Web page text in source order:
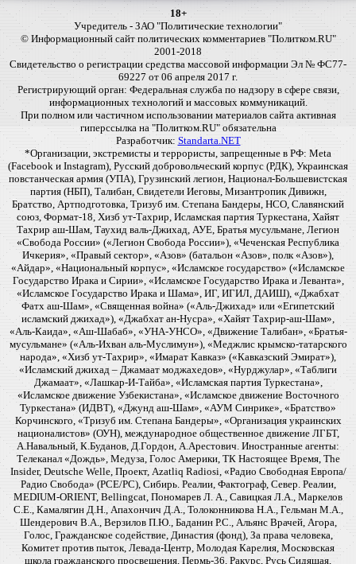
18+
Учредитель - ЗАО "Политические технологии"
© Информационный сайт политических комментариев "Политком.RU"
2001-2018
Свидетельство о регистрации средства массовой информации Эл № ФС77-
69227 от 06 апреля 2017 г.
Регистрирующий орган: Федеральная служба по надзору в сфере связи,
информационных технологий и массовых коммуникаций.
При полном или частичном использовании материалов сайта активная
гиперссылка на "Политком.RU" обязательна
Разработчик: Standarta.NET
*Организации, экстремисты и террористы, запрещенные в РФ: Meta
(Facebook и Instagram), Русский добровольческий корпус (РДК), Украинская
повстанческая армия (УПА), Грузинский легион, Национал-Большевистская
партия (НБП), Талибан, Свидетели Иеговы, Мизантропик Дивижн,
Братство, Артподготовка, Тризуб им. Степана Бандеры, НСО, Славянский
союз, Формат-18, Хизб ут-Тахрир, Исламская партия Туркестана, Хайят
Тахрир аш-Шам, Таухид валь-Джихад, АУЕ, Братья мусульмане, Легион
«Свобода России» («Легион Свобода России»), «Чеченская Республика
Ичкерия», «Правый сектор», «Азов» (батальон «Азов», полк «Азов»),
«Айдар», «Национальный корпус», «Исламское государство» («Исламское
Государство Ирака и Сирии», «Исламское Государство Ирака и Леванта»,
«Исламское Государство Ирака и Шама», ИГ, ИГИЛ, ДАИШ), «Джабхат
Фатх аш-Шам», «Священная война» («Аль-Джихад» или «Египетский
исламский джихад»), «Джабхат ан-Нусра», «Хайят Тахрир-аш-Шам»,
«Аль-Каида», «Аш-Шабаб», «УНА-УНСО», «Движение Талибан», «Братья-
мусульмане» («Аль-Ихван аль-Муслимун»), «Меджлис крымско-татарского
народа», «Хизб ут-Тахрир», «Имарат Кавказ» («Кавказский Эмират»),
«Исламский джихад – Джамаат моджахедов», «Нурджулар», «Таблиги
Джамаат», «Лашкар-И-Тайба», «Исламская партия Туркестана»,
«Исламское движение Узбекистана», «Исламское движение Восточного
Туркестана» (ИДВТ), «Джунд аш-Шам», «АУМ Синрике», «Братство»
Корчинского, «Тризуб им. Степана Бандеры», «Организация украинских
националистов» (ОУН), международное общественное движение ЛГБТ,
А.Навальный, К.Буданов, Д.Гордон, А.Арестович. Иностранные агенты:
Телеканал «Дождь», Медуза, Голос Америки, ТК Настоящее Время, The
Insider, Deutsche Welle, Проект, Azatliq Radiosi, «Радио Свободная Европа/
Радио Свобода» (PCE/PC), Сибирь. Реалии, Фактограф, Север. Реалии,
MEDIUM-ORIENT, Bellingcat, Пономарев Л. А., Савицкая Л.А., Маркелов
С.Е., Камалягин Д.Н., Апахончич Д.А., Толоконникова Н.А., Гельман М.А.,
Шендерович В.А., Верзилов П.Ю., Баданин Р.С., Альянс Врачей, Агора,
Голос, Гражданское содействие, Династия (фонд), За права человека,
Комитет против пыток, Левада-Центр, Молодая Карелия, Московская
школа гражданского просвещения, Пермь-36, Ракурс, Русь Сидящая,